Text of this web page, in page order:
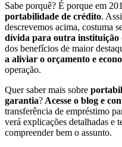
Sabe porquê? É porque em
portabilidade de crédito.
descrevemos acima, costuma
dívida para outra instituição
dos benefícios de maior
a aliviar o orçamento e
operação.
Quer saber mais sobre
garantia? Acesse o blog e
transferência de empréstimo
verá explicações detalhadas e
compreender bem o assunto.